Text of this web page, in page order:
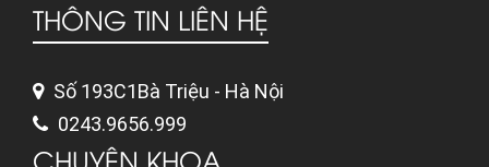
THÔNG TIN LIÊN HỆ
Số 193C1Bà Triệu - Hà Nội
0243.9656.999
CHUYÊN KHOA